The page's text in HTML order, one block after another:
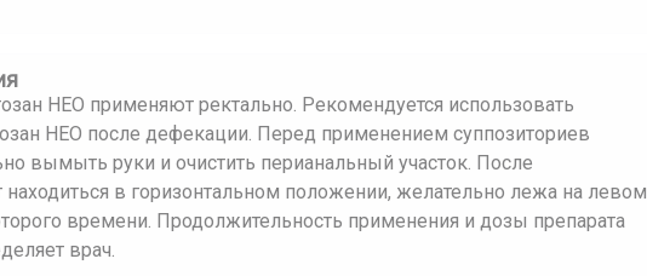
НЕО применяют ректально. Рекомендуется использовать
НЕО после дефекации. Перед применением суппозиториев
вымыть руки и очистить перианальный участок. После
находиться в горизонтальном положении, желательно лежа на левом
времени. Продолжительность применения и дозы препарата
врач.